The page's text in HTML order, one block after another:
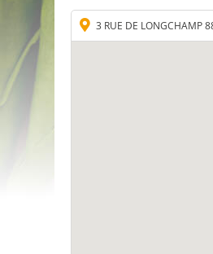
3 RUE DE LONGCHAMP